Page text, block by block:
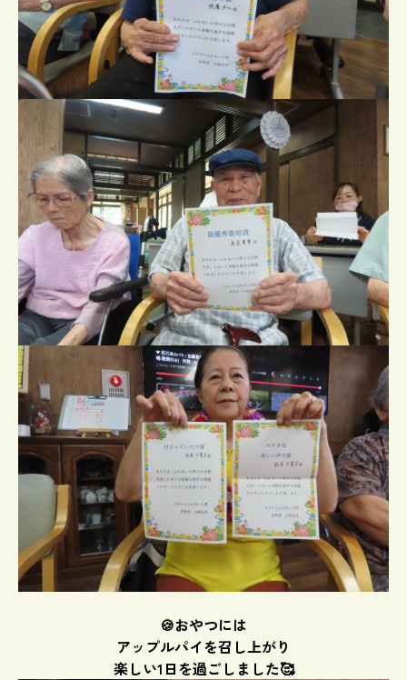
🍪おやつには
アップルパイを召し上がり
楽しい1日を過ごしました🥰